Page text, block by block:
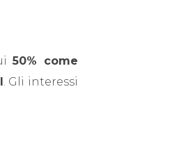
50% come
. Gli interessi